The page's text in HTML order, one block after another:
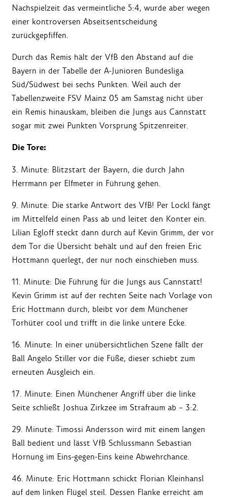
Nachspielzeit das vermeintliche 5:4, wurde aber wegen
einer kontroversen Abseitsentscheidung
zurückgepfiffen.
Durch das Remis hält der VfB den Abstand auf die
Bayern in der Tabelle der A-Junioren Bundesliga
Süd/Südwest bei sechs Punkten. Weil auch der
Tabellenzweite FSV Mainz 05 am Samstag nicht über
ein Remis hinauskam, bleiben die Jungs aus Cannstatt
sogar mit zwei Punkten Vorsprung Spitzenreiter.
Die Tore:
3. Minute: Blitzstart der Bayern, die durch Jahn
Herrmann per Elfmeter in Führung gehen.
9. Minute: Die starke Antwort des VfB! Per Lockl fängt
im Mittelfeld einen Pass ab und leitet den Konter ein.
Lilian Egloff steckt dann durch auf Kevin Grimm, der vor
dem Tor die Übersicht behält und auf den freien Eric
Hottmann querlegt, der nur noch einschieben muss.
11. Minute: Die Führung für die Jungs aus Cannstatt!
Kevin Grimm ist auf der rechten Seite nach Vorlage von
Eric Hottmann durch, bleibt vor dem Münchener
Torhüter cool und trifft in die linke untere Ecke.
16. Minute: In einer unübersichtlichen Szene fällt der
Ball Angelo Stiller vor die Füße, dieser schiebt zum
erneuten Ausgleich ein.
17. Minute: Einen Münchener Angriff über die linke
Seite schließt Joshua Zirkzee im Strafraum ab – 3:2.
29. Minute: Timossi Andersson wird mit einem langen
Ball bedient und lässt VfB Schlussmann Sebastian
Hornung im Eins-gegen-Eins keine Abwehrchance.
46. Minute: Eric Hottmann schickt Florian Kleinhansl
auf dem linken Flügel steil. Dessen Flanke erreicht am